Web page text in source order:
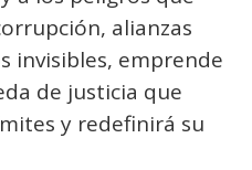
alianzas
invisibles, emprende
de justicia que
y redefinirá su